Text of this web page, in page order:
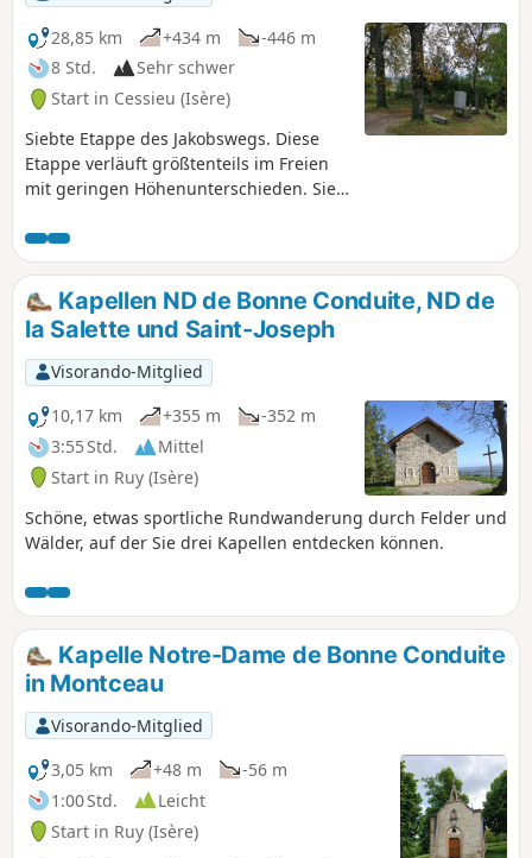
28,85 km
+434 m
-446 m
8 Std.
Sehr schwer
Start in Cessieu (Isère)
Siebte Etappe des Jakobswegs. Diese
Etappe verläuft größtenteils im Freien
mit geringen Höhenunterschieden. Sie
Wäldchen im östlichen Teil der Liers-
Ebene. Hier und da haben Sie einige
Ausblicke auf die umliegenden Hügel
und Gipfel.
Kapellen ND de Bonne Conduite, ND de
la Salette und Saint-Joseph
Visorando-Mitglied
10,17 km
+355 m
-352 m
3:55 Std.
Mittel
Start in Ruy (Isère)
Schöne, etwas sportliche Rundwanderung durch Felder und
Wälder, auf der Sie drei Kapellen entdecken können.
Kapelle Notre-Dame de Bonne Conduite
in Montceau
Visorando-Mitglied
3,05 km
+48 m
-56 m
1:00 Std.
Leicht
Start in Ruy (Isère)